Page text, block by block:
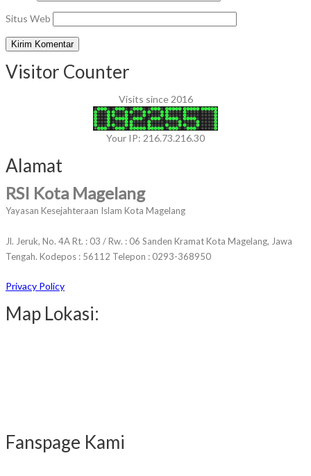
Situs Web
Visitor Counter
Visits since 2016
Your IP: 216.73.216.30
Alamat
RSI Kota Magelang
Yayasan Kesejahteraan Islam Kota Magelang
Jl. Jeruk, No. 4A Rt. : 03 / Rw. : 06 Sanden Kramat Kota Magelang, Jawa
Tengah. Kodepos : 56112 Telepon : 0293-368950
Privacy Policy
Map Lokasi:
Fanspage Kami